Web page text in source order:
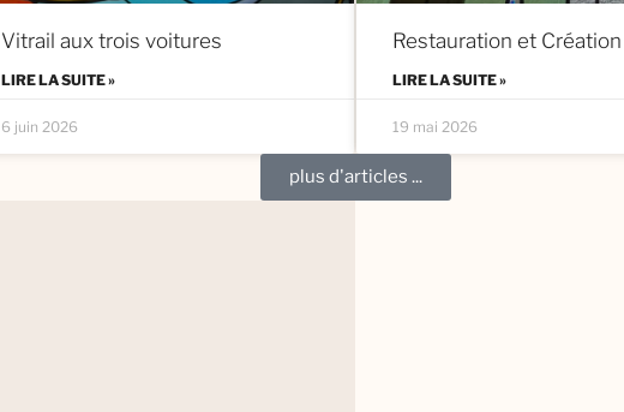
Vitrail aux trois voitures
LIRE LA SUITE »
6 juin 2026
Restauration et Création
LIRE LA SUITE »
19 mai 2026
plus d'articles ...